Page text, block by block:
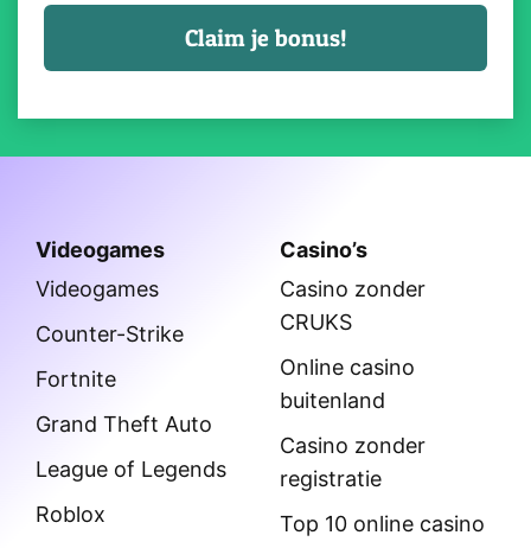
Videogames
Videogames
Counter-Strike
Fortnite
Grand Theft Auto
League of Legends
Roblox
Casino’s
Casino zonder
CRUKS
Online casino
buitenland
Casino zonder
registratie
Top 10 online casino